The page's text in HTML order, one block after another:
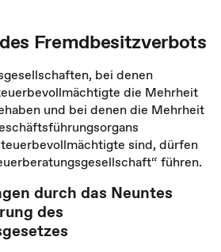
Fremdbesitzverbots
bei denen
die Mehrheit
und bei denen die Mehrheit
sind, dürfen
führen.
durch das Neuntes
des